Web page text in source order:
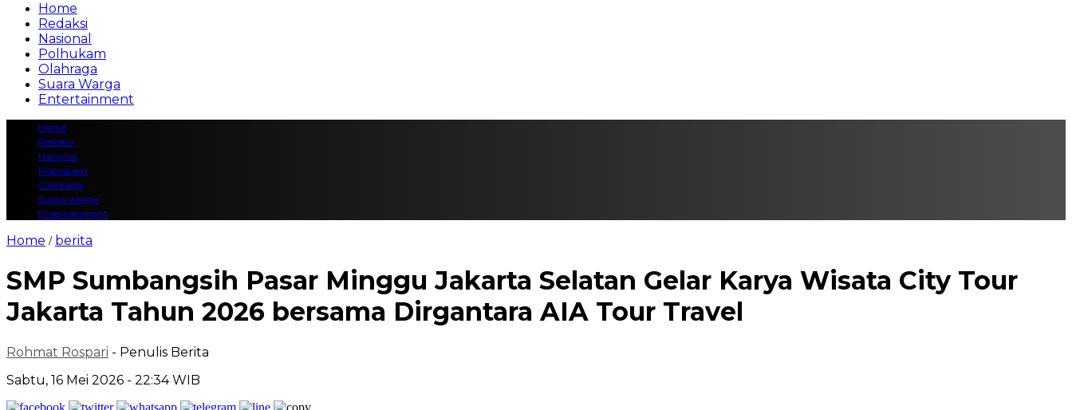
Home
Redaksi
Nasional
Polhukam
Olahraga
Suara Warga
Entertainment
Home
Redaksi
Nasional
Polhukam
Olahraga
Suara Warga
Entertainment
Home / berita
SMP Sumbangsih Pasar Minggu Jakarta Selatan Gelar Karya Wisata City Tour
Jakarta Tahun 2026 bersama Dirgantara AIA Tour Travel
Rohmat Rospari - Penulis Berita
Sabtu, 16 Mei 2026 - 22:34 WIB